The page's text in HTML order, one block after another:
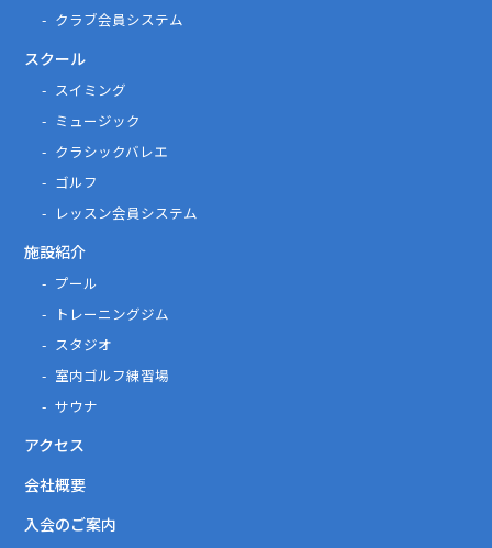
クラブ会員システム
スクール
スイミング
ミュージック
クラシックバレエ
ゴルフ
レッスン会員システム
施設紹介
プール
トレーニングジム
スタジオ
室内ゴルフ練習場
サウナ
アクセス
会社概要
入会のご案内